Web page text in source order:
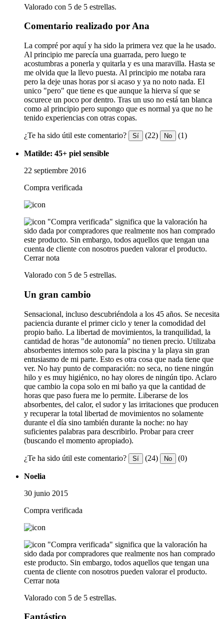
Valorado con 5 de 5 estrellas.
Comentario realizado por Ana
La compré por aquí y ha sido la primera vez que la he usado.
Al principio me parecía una guarrada, pero luego te
acostumbras a ponerla y quitarla y es una maravilla. Hasta se
me olvida que la llevo puesta. Al principio me notaba rara
pero la deje unas horas por si acaso y ya no noto nada. El
unico "pero" que tiene es que aunque la hierva sí que se
oscurece un poco por dentro. Tras un uso no está tan blanca
como al principio pero supongo que es normal ya que no he
tenido experiencias con otras copas.
¿Te ha sido útil este comentario? Sí (22) No (1)
Matilde: 45+ piel sensible
22 septiembre 2016
Compra verificada
"Compra verificada" significa que la valoración ha
sido dada por compradores que realmente nos han comprado
este producto. Sin embargo, todos aquellos que tengan una
cuenta de cliente con nosotros pueden valorar el producto.
Cerrar nota
Valorado con 5 de 5 estrellas.
Un gran cambio
Sensacional, incluso descubriéndola a los 45 años. Se necesita
paciencia durante el primer ciclo y tener la comodidad del
propio baño. La libertad de movimientos, la tranquilidad, la
cantidad de horas "de autonomía" no tienen precio. Utilizaba
absorbentes internos solo para la piscina y la playa sin gran
entusiasmo de mi parte. Esto es otra cosa que nada tiene que
ver. No hay punto de comparación: no seca, no tiene ningún
hilo y es muy higiénico, no hay olores de ningún tipo. Aclaro
que cambio la copa solo en mi baño ya que la cantidad de
horas que paso fuera me lo permite. Liberarse de los
absorbentes, del calor, el sudor y las irritaciones que producen
y recuperar la total libertad de movimientos no solamente
durante el día sino también durante la noche: no hay
suficientes palabras para describirlo. Probar para creer
(buscando el momento apropiado).
¿Te ha sido útil este comentario? Sí (24) No (0)
Noelia
30 junio 2015
Compra verificada
"Compra verificada" significa que la valoración ha
sido dada por compradores que realmente nos han comprado
este producto. Sin embargo, todos aquellos que tengan una
cuenta de cliente con nosotros pueden valorar el producto.
Cerrar nota
Valorado con 5 de 5 estrellas.